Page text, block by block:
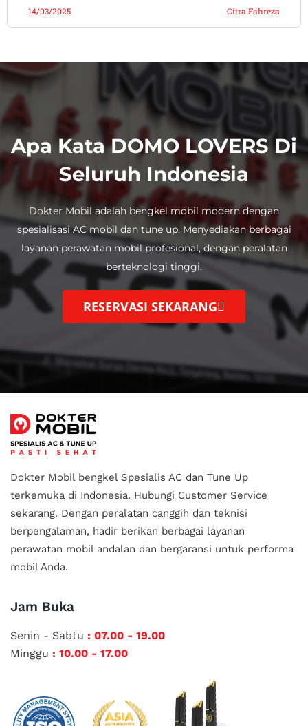
Citra Fahreza
14/03/2025
Apa Kata DOMO LOVERS Di
Seluruh Indonesia
Dokter Mobil adalah bengkel mobil modern dengan
spesialisasi AC mobil dan tune up.Menyediakan berbagai
layanan perawatan mobil profesional, dengan peralatan
berteknologi tinggi.
RESERVASI SEKARANG
Dokter Mobil bengkel Spesialis AC dan Tune Up
terkemuka di Indonesia. Hubungi Customer Service
sekarang. Dengan peralatan canggih dan teknisi
berpengalaman, hadir berikan berbagai layanan
perawatan mobil andalan dan bergaransi untuk performa
mobil Anda.
Jam Buka
Senin - Sabtu : 07.00 - 19.00
Minggu : 10.00 - 17.00